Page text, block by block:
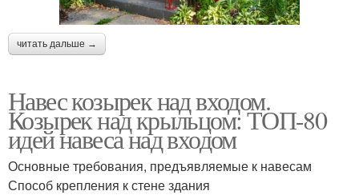
читать дальше →
Навес козырек над входом.
Козырек над крыльцом: ТОП-80
идей навеса над входом
Основные требования, предъявляемые к навесам
Способ крепления к стене здания